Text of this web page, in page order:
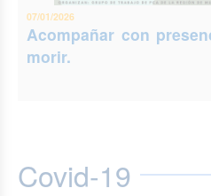
07/01/2026
Acompañar con
morir.
Covid-19